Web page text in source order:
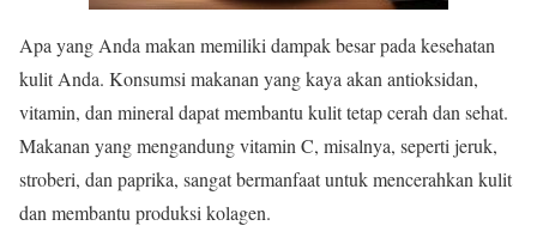
Apa yang Anda makan memiliki dampak besar pada kesehatan
kulit Anda. Konsumsi makanan yang kaya akan antioksidan,
vitamin, dan mineral dapat membantu kulit tetap cerah dan sehat.
Makanan yang mengandung vitamin C, misalnya, seperti jeruk,
stroberi, dan paprika, sangat bermanfaat untuk mencerahkan kulit
dan membantu produksi kolagen.